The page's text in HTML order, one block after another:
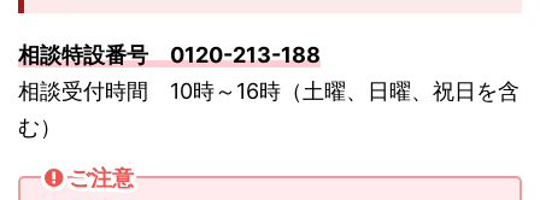
相談特設番号 0120-213-188
相談受付時間 10時～16時（土曜、日曜、祝日を含
む）
ご注意